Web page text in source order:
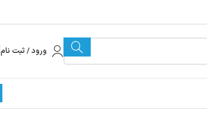
ورود / ثبت نام